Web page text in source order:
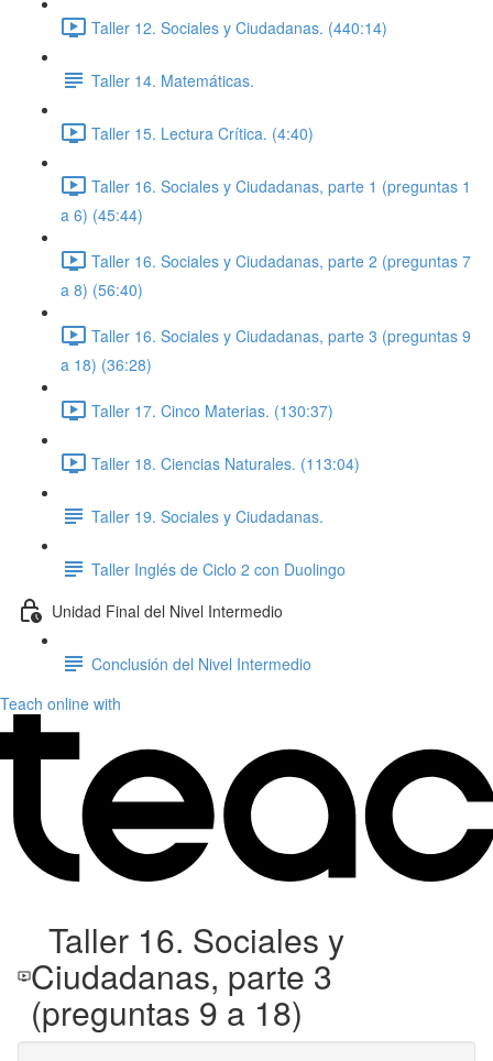
Taller 12. Sociales y Ciudadanas. (440:14)
Taller 14. Matemáticas.
Taller 15. Lectura Crítica. (4:40)
Taller 16. Sociales y Ciudadanas, parte 1 (preguntas 1
a 6) (45:44)
Taller 16. Sociales y Ciudadanas, parte 2 (preguntas 7
a 8) (56:40)
Taller 16. Sociales y Ciudadanas, parte 3 (preguntas 9
a 18) (36:28)
Taller 17. Cinco Materias. (130:37)
Taller 18. Ciencias Naturales. (113:04)
Taller 19. Sociales y Ciudadanas.
Taller Inglés de Ciclo 2 con Duolingo
Unidad Final del Nivel Intermedio
Conclusión del Nivel Intermedio
Teach online with
Taller 16. Sociales y
Ciudadanas, parte 3
(preguntas 9 a 18)